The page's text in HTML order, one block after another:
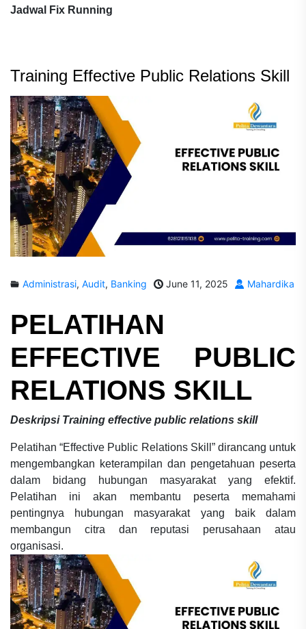
Jadwal Fix Running
Training Effective Public Relations Skill
Administrasi, Audit, Banking June 11, 2025 Mahardika
PELATIHAN
EFFECTIVE PUBLIC
RELATIONS SKILL
Deskripsi Training effective public relations skill
Pelatihan “Effective Public Relations Skill” dirancang untuk
mengembangkan keterampilan dan pengetahuan peserta
dalam bidang hubungan masyarakat yang efektif.
Pelatihan ini akan membantu peserta memahami
pentingnya hubungan masyarakat yang baik dalam
membangun citra dan reputasi perusahaan atau
organisasi.